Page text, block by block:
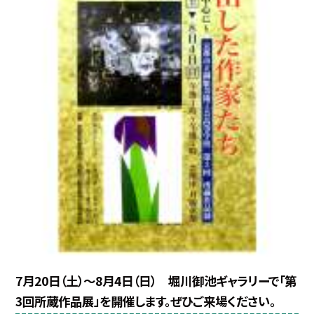
7月20日（土）〜8月4日（日） 堀川御池ギャラリーで「第
3回所蔵作品展」を開催します。ぜひご来場ください。